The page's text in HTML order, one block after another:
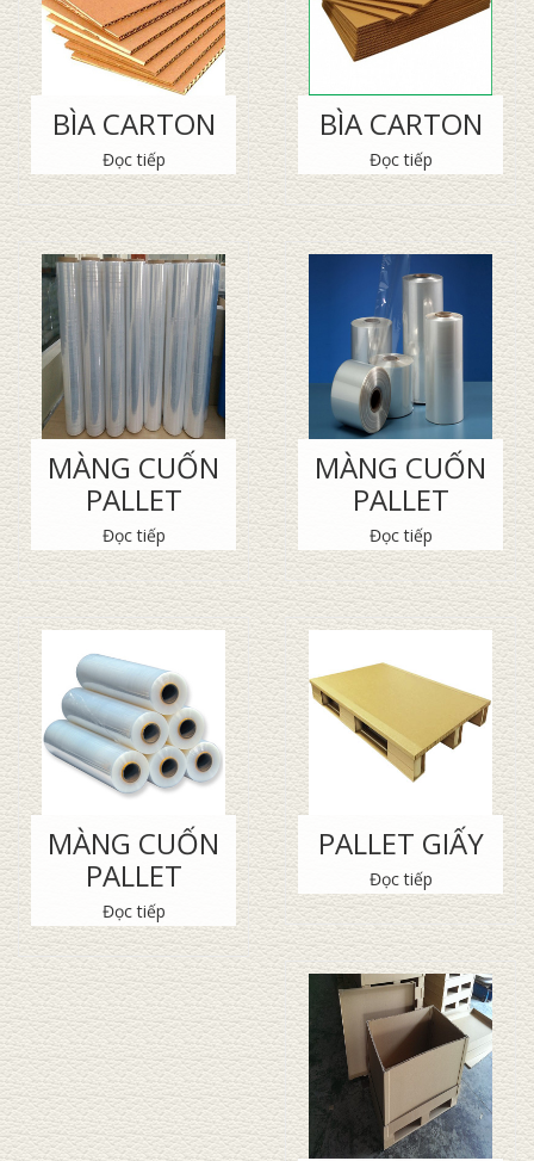
BÌA CARTON
Đọc tiếp
BÌA CARTON
Đọc tiếp
MÀNG CUỐN
PALLET
Đọc tiếp
MÀNG CUỐN
PALLET
Đọc tiếp
MÀNG CUỐN
PALLET
Đọc tiếp
PALLET GIẤY
Đọc tiếp